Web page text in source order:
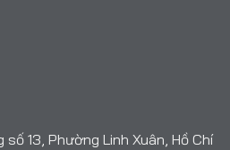
số 13, Phường Linh Xuân, Hồ Chí